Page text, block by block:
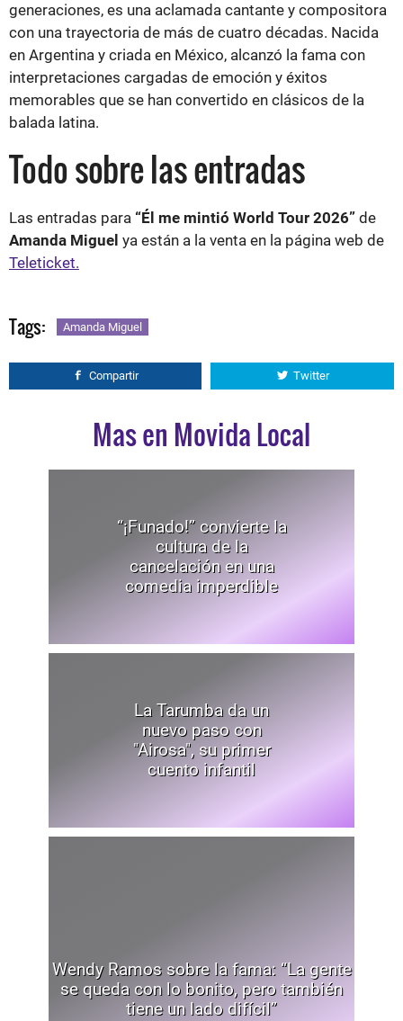
generaciones, es una aclamada cantante y compositora
con una trayectoria de más de cuatro décadas. Nacida
en Argentina y criada en México, alcanzó la fama con
interpretaciones cargadas de emoción y éxitos
memorables que se han convertido en clásicos de la
balada latina.
Todo sobre las entradas
Las entradas para “Él me mintió World Tour 2026” de
Amanda Miguel ya están a la venta en la página web de
Teleticket.
Tags: Amanda Miguel
Compartir Twitter
Mas en Movida Local
“¡Funado!” convierte la
cultura de la
cancelación en una
comedia imperdible
La Tarumba da un
nuevo paso con
"Airosa", su primer
cuento infantil
Wendy Ramos sobre la fama: “La gente
se queda con lo bonito, pero también
tiene un lado difícil”